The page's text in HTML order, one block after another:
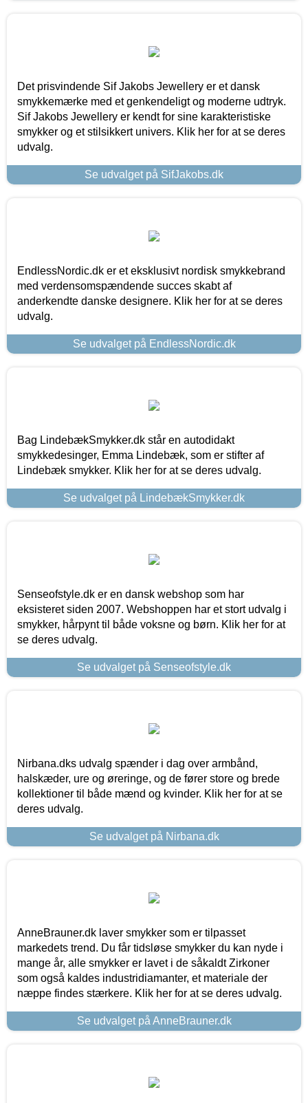
Det prisvindende Sif Jakobs Jewellery er et dansk
smykkemærke med et genkendeligt og moderne udtryk.
Sif Jakobs Jewellery er kendt for sine karakteristiske
smykker og et stilsikkert univers. Klik her for at se deres
udvalg.
Se udvalget på SifJakobs.dk
EndlessNordic.dk er et eksklusivt nordisk smykkebrand
med verdensomspændende succes skabt af
anderkendte danske designere. Klik her for at se deres
udvalg.
Se udvalget på EndlessNordic.dk
Bag LindebækSmykker.dk står en autodidakt
smykkedesinger, Emma Lindebæk, som er stifter af
Lindebæk smykker. Klik her for at se deres udvalg.
Se udvalget på LindebækSmykker.dk
Senseofstyle.dk er en dansk webshop som har
eksisteret siden 2007. Webshoppen har et stort udvalg i
smykker, hårpynt til både voksne og børn. Klik her for at
se deres udvalg.
Se udvalget på Senseofstyle.dk
Nirbana.dks udvalg spænder i dag over armbånd,
halskæder, ure og øreringe, og de fører store og brede
kollektioner til både mænd og kvinder. Klik her for at se
deres udvalg.
Se udvalget på Nirbana.dk
AnneBrauner.dk laver smykker som er tilpasset
markedets trend. Du får tidsløse smykker du kan nyde i
mange år, alle smykker er lavet i de såkaldt Zirkoner
som også kaldes industridiamanter, et materiale der
næppe findes stærkere. Klik her for at se deres udvalg.
Se udvalget på AnneBrauner.dk